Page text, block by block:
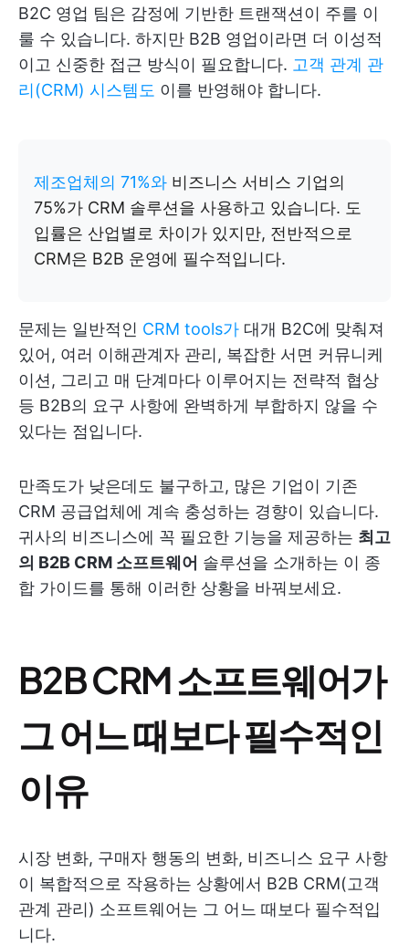
B2C 영업 팀은 감정에 기반한 트랜잭션이 주를 이
룰 수 있습니다. 하지만 B2B 영업이라면 더 이성적
이고 신중한 접근 방식이 필요합니다. 고객 관계 관
리(CRM) 시스템도 이를 반영해야 합니다.
제조업체의 71%와 비즈니스 서비스 기업의
75%가 CRM 솔루션을 사용하고 있습니다. 도
입률은 산업별로 차이가 있지만, 전반적으로
CRM은 B2B 운영에 필수적입니다.
문제는 일반적인 CRM tools가 대개 B2C에 맞춰져
있어, 여러 이해관계자 관리, 복잡한 서면 커뮤니케
이션, 그리고 매 단계마다 이루어지는 전략적 협상
등 B2B의 요구 사항에 완벽하게 부합하지 않을 수
있다는 점입니다.
만족도가 낮은데도 불구하고, 많은 기업이 기존
CRM 공급업체에 계속 충성하는 경향이 있습니다.
귀사의 비즈니스에 꼭 필요한 기능을 제공하는 최고
의 B2B CRM 소프트웨어 솔루션을 소개하는 이 종
합 가이드를 통해 이러한 상황을 바꿔보세요.
B2B CRM 소프트웨어가
그 어느 때보다 필수적인
이유
시장 변화, 구매자 행동의 변화, 비즈니스 요구 사항
이 복합적으로 작용하는 상황에서 B2B CRM(고객
관계 관리) 소프트웨어는 그 어느 때보다 필수적입
니다.